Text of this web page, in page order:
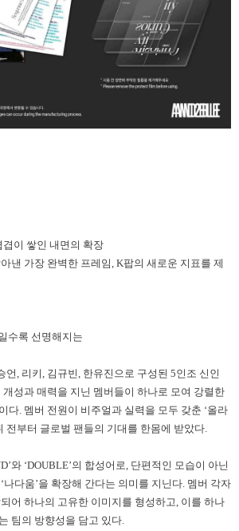
겹이 쌓인 내면의 확장
낸 가장 완벽한 프레임 , K팝의 새로운 지표를 제
수록 선명해지는
언 리키 김규빈 한유진으로 구성된 5인조 신인
개성과 매력을 지닌 멤버들이 하나로 모여 강렬한
다 멤버 전원이 비주얼과 실력을 모두 갖춘 ‘올라
전부터 글로벌 팬들의 기대를 한몸에 받았다
와 ‘DOUBLE’의 합성어로 단편적인 모습이 아닌
‘나다움’을 확장해 간다는 의미를 지닌다 멤버 각자
어 하나의 고유한 이미지를 형성하고 이를 하나
팀의 방향성을 담고 있다